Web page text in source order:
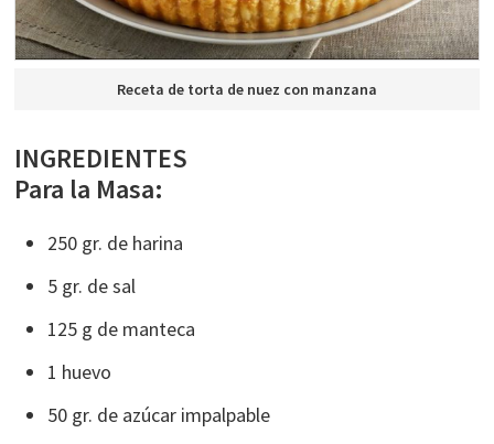
Receta de torta de nuez con manzana
INGREDIENTES
Para la Masa:
250 gr. de harina
5 gr. de sal
125 g de manteca
1 huevo
50 gr. de azúcar impalpable